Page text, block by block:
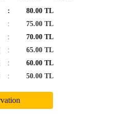
:
80.00 TL
:
75.00 TL
:
70.00 TL
:
65.00 TL
:
60.00 TL
: 50.00 TL